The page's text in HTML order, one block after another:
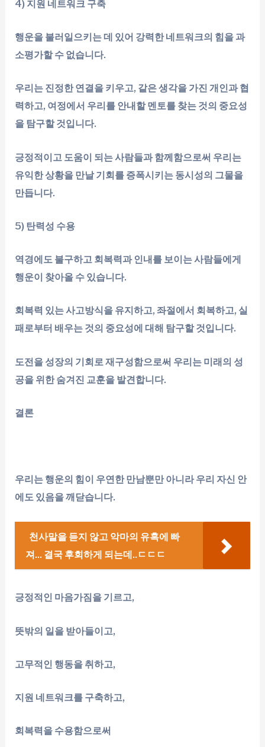
4) 지원 네트워크 구축
행운을 불러일으키는 데 있어 강력한 네트워크의 힘을 과
소평가할 수 없습니다.
우리는 진정한 연결을 키우고, 같은 생각을 가진 개인과 협
력하고, 여정에서 우리를 안내할 멘토를 찾는 것의 중요성
을 탐구할 것입니다.
긍정적이고 도움이 되는 사람들과 함께함으로써 우리는
유익한 상황을 만날 기회를 증폭시키는 동시성의 그물을
만듭니다.
5) 탄력성 수용
역경에도 불구하고 회복력과 인내를 보이는 사람들에게
행운이 찾아올 수 있습니다.
회복력 있는 사고방식을 유지하고, 좌절에서 회복하고, 실
패로부터 배우는 것의 중요성에 대해 탐구할 것입니다.
도전을 성장의 기회로 재구성함으로써 우리는 미래의 성
공을 위한 숨겨진 교훈을 발견합니다.
결론
우리는 행운의 힘이 우연한 만남뿐만 아니라 우리 자신 안
에도 있음을 깨닫습니다.
천사말을 듣지 않고 악마의 유혹에 빠
져... 결국 후회하게 되는데..ㄷㄷㄷ
긍정적인 마음가짐을 기르고,
뜻밖의 일을 받아들이고,
고무적인 행동을 취하고,
지원 네트워크를 구축하고,
회복력을 수용함으로써